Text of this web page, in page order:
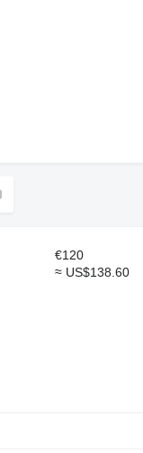
€120
≈ US$138.60